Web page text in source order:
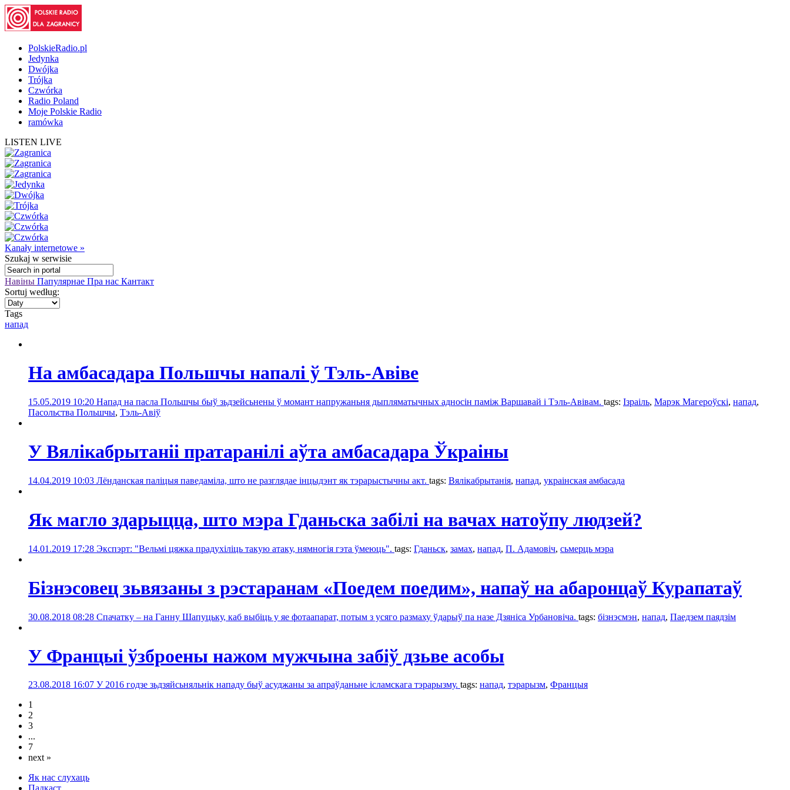
PolskieRadio.pl
Jedynka
Dwójka
Trójka
Czwórka
Radio Poland
Moje Polskie Radio
ramówka
LISTEN LIVE
Kanały internetowe »
Szukaj w serwisie
Навіны Папулярнае Пра нас Кантакт
Sortuj według:
Tags
напад
На амбасадара Польшчы напалі ў Тэль-Авіве
15.05.2019 10:20 Напад на пасла Польшчы быў зьдзейсьнены ў момант напружаньня дыпляматычных адносін паміж Варшавай і Тэль-Авівам. tags: Ізраіль, Марэк Магероўскі, напад,
Пасольства Польшчы, Тэль-Авіў
У Вялікабрытаніі пратаранілі аўта амбасадара Ўкраіны
14.04.2019 10:03 Лёнданская паліцыя паведаміла, што не разглядае інцыдэнт як тэрарыстычны акт. tags: Вялікабрытанія, напад, украінская амбасада
Як магло здарыцца, што мэра Гданьска забілі на вачах натоўпу людзей?
14.01.2019 17:28 Экспэрт: "Вельмі цяжка прадухіліць такую атаку, нямногія гэта ўмеюць". tags: Гданьск, замах, напад, П. Адамовіч, сьмерць мэра
Бізнэсовец зьвязаны з рэстаранам «Поедем поедим», напаў на абаронцаў Курапатаў
30.08.2018 08:28 Спачатку – на Ганну Шапуцьку, каб выбіць у яе фотаапарат, потым з усяго размаху ўдарыў па назе Дзяніса Урбановіча. tags: бізнэсмэн, напад, Паедзем паядзім
У Францыі ўзброены нажом мужчына забіў дзьве асобы
23.08.2018 16:07 У 2016 годзе зьдзяйсьняльнік нападу быў асуджаны за апраўданьне ісламскага тэрарызму. tags: напад, тэрарызм, Францыя
1
2
3
...
7
next »
Як нас слухаць